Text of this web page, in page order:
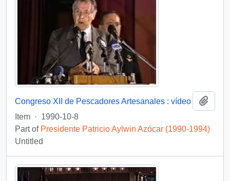
Congreso XII de Pescadores Artesanales : vídeo
Item · 1990-10-8
Part of Presidente Patricio Aylwin Azócar (1990-1994)
Untitled